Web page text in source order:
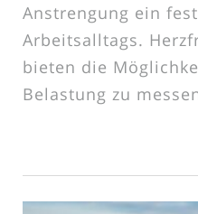
Anstrengung ein
Arbeitsalltags.
bieten die
Belastung zu